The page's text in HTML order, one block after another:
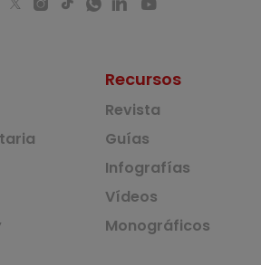
Recursos
Revista
Guías
Infografías
Vídeos
Monográficos